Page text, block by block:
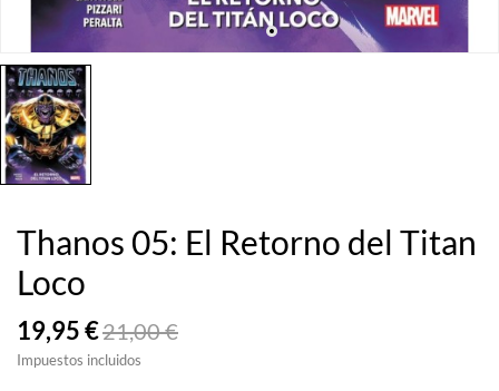
Thanos 05: El Retorno del Titan
Loco
19,95 €21,00 €
Impuestos incluidos